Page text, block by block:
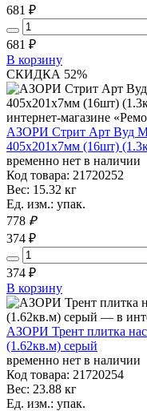
681 ₽
681 ₽
В корзину
СКИДКА 52%
АЗОРИ Стрит Арт Вуд
405х201х7мм (16шт)
временно нет в наличии
Код товара: 21720252
Вес: 15.32 кг
Ед. изм.: упак.
778 ₽
374 ₽
374 ₽
В корзину
АЗОРИ Трент плитка
(1.62кв.м) серый
временно нет в наличии
Код товара: 21720254
Вес: 23.88 кг
Ед. изм.: упак.